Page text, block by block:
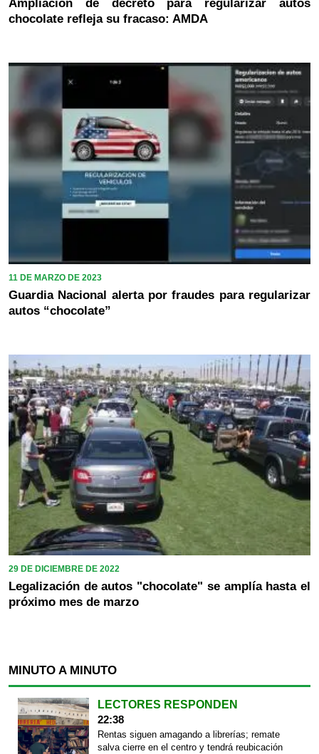
Ampliación de decreto para regularizar autos
chocolate refleja su fracaso: AMDA
11 DE MARZO DE 2023
Guardia Nacional alerta por fraudes para regularizar
autos “chocolate”
29 DE DICIEMBRE DE 2022
Legalización de autos "chocolate" se amplía hasta el
próximo mes de marzo
MINUTO A MINUTO
LECTORES RESPONDEN
22:38
Rentas siguen amagando a librerías; remate
salva cierre en el centro y tendrá reubicación